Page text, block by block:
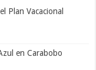
Plan Vacacional
en Carabobo